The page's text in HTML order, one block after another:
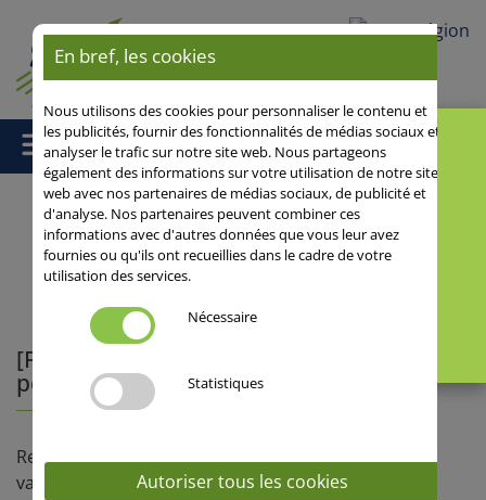
Accueil/Nos actualités/ [FERTILISATION] Quel apport d'azote
pour nos blés tendres ?
[FERTILISATION] Quel apport d'azote
pour nos blés tendres ?
Retrouvez les besoins unitaires en azote de nos
variétés en 1 clic !
En bref, les cookies
Nous utilisons des cookies pour personnaliser le contenu et
les publicités, fournir des fonctionnalités de médias sociaux et
analyser le trafic sur notre site web. Nous partageons
également des informations sur votre utilisation de notre site
web avec nos partenaires de médias sociaux, de publicité et
d'analyse. Nos partenaires peuvent combiner ces
informations avec d'autres données que vous leur avez
fournies ou qu'ils ont recueillies dans le cadre de votre
utilisation des services.
Nécessaire
Statistiques
Autoriser tous les cookies